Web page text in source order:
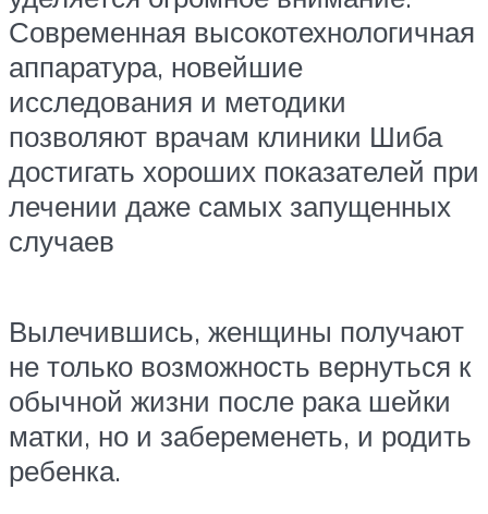
Современная высокотехнологичная
аппаратура, новейшие
исследования и методики
позволяют врачам клиники Шиба
достигать хороших показателей при
лечении даже самых запущенных
случаев
Вылечившись, женщины получают
не только возможность вернуться к
обычной жизни после рака шейки
матки, но и забеременеть, и родить
ребенка.